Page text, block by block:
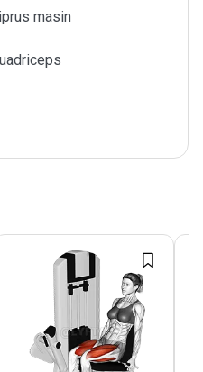
masin